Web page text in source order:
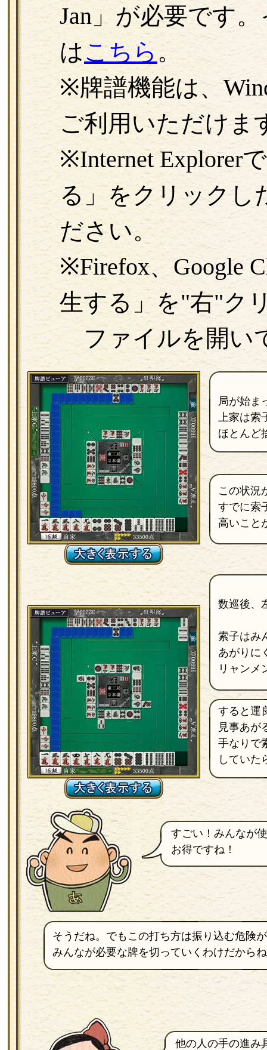
Jan」が必要です
はこちら。
※牌譜機能は、
ご利用いただけま
※Internet Explorer
る」をクリックし
ださい。
※Firefox、Google
生する」を"右"ク
ファイルを開い
局が始ま
上家は索
ほとんど
この状況
すでに索
高いこと
数巡後、
索子はみ
あがりに
リャンメ
すると運
見事あが
手なりで
していた
すごい！みんなが
お得ですね！
そうだね。でもこの打ち方は振り込む危険
みんなが必要な牌を切っていくわけだから
他の人の手の進み